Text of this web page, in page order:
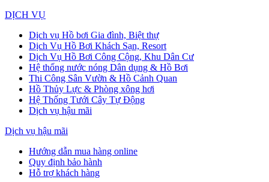
DỊCH VỤ
Dịch vụ Hồ bơi Gia đình, Biệt thự
Dịch Vụ Hồ Bơi Khách Sạn, Resort
Dịch Vụ Hồ Bơi Công Cộng, Khu Dân Cư
Hệ thống nước nóng Dân dụng & Hồ Bơi
Thi Công Sân Vườn & Hồ Cảnh Quan
Hồ Thủy Lực & Phòng xông hơi
Hệ Thống Tưới Cây Tự Động
Dịch vụ hậu mãi
Dịch vụ hậu mãi
Hướng dẫn mua hàng online
Quy định bảo hành
Hỗ trợ khách hàng